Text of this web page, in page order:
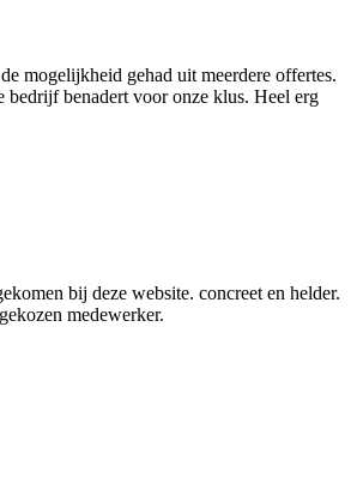
mogelijkheid gehad uit meerdere offertes.
bedrijf benadert voor onze klus. Heel erg
bij deze website. concreet en helder.
medewerker.